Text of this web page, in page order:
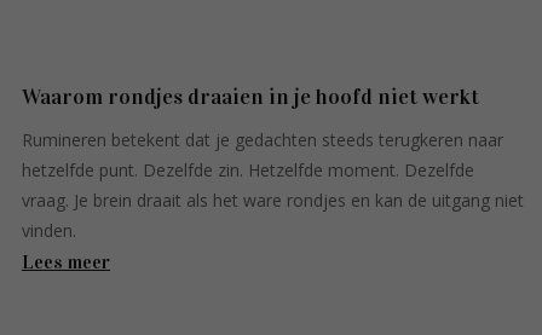
Waarom rondjes draaien in je hoofd niet werkt
Rumineren betekent dat je gedachten steeds terugkeren naar
hetzelfde punt. Dezelfde zin. Hetzelfde moment. Dezelfde
vraag. Je brein draait als het ware rondjes en kan de uitgang niet
vinden.
Lees meer